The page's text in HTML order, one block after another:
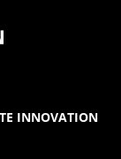
INNOVATION